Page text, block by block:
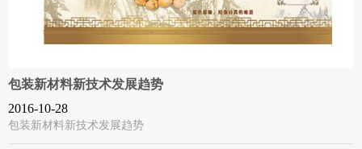
包装新材料新技术发展趋势
2016-10-28
包装新材料新技术发展趋势